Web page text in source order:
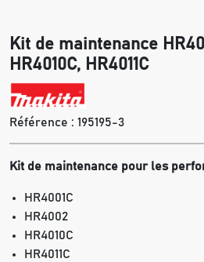
Kit de maintenance
HR4010C, HR4011C
Référence : 195195-3
Kit de maintenance pour les
HR4001C
HR4002
HR4010C
HR4011C